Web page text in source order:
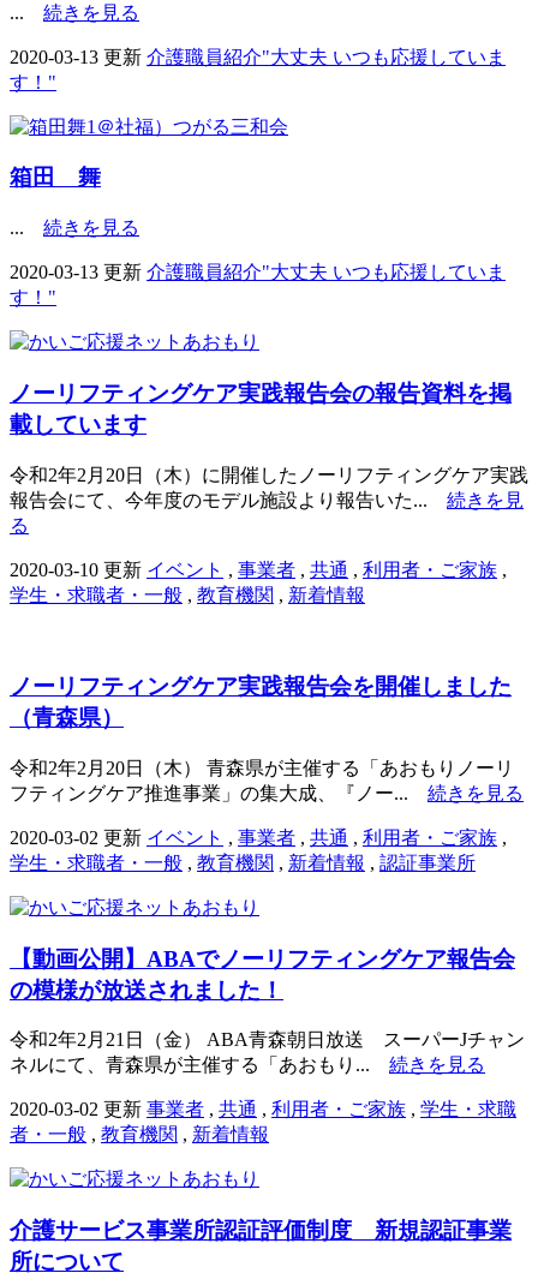
... 続きを見る
2020-03-13 更新 介護職員紹介"大丈夫 いつも応援していま
す！"
箱田 舞
... 続きを見る
2020-03-13 更新 介護職員紹介"大丈夫 いつも応援していま
す！"
ノーリフティングケア実践報告会の報告資料を掲
載しています
令和2年2月20日（木）に開催したノーリフティングケア実践
報告会にて、今年度のモデル施設より報告いた... 続きを見
る
2020-03-10 更新 イベント , 事業者 , 共通 , 利用者・ご家族 ,
学生・求職者・一般 , 教育機関 , 新着情報
ノーリフティングケア実践報告会を開催しました
（青森県）
令和2年2月20日（木） 青森県が主催する「あおもりノーリ
フティングケア推進事業」の集大成、『ノー... 続きを見る
2020-03-02 更新 イベント , 事業者 , 共通 , 利用者・ご家族 ,
学生・求職者・一般 , 教育機関 , 新着情報 , 認証事業所
【動画公開】ABAでノーリフティングケア報告会
の模様が放送されました！
令和2年2月21日（金） ABA青森朝日放送 スーパーJチャン
ネルにて、青森県が主催する「あおもり... 続きを見る
2020-03-02 更新 事業者 , 共通 , 利用者・ご家族 , 学生・求職
者・一般 , 教育機関 , 新着情報
介護サービス事業所認証評価制度 新規認証事業
所について